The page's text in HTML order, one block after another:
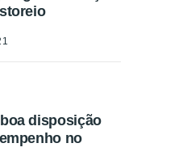
disposição
no